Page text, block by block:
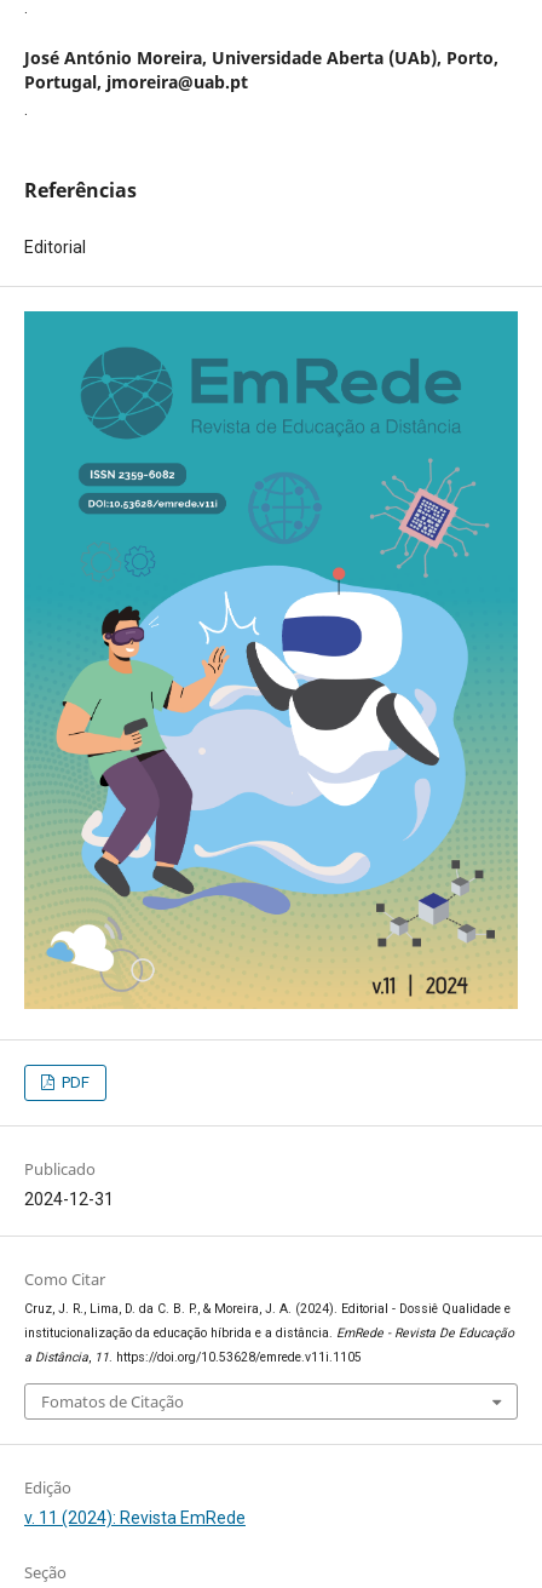
José António Moreira, Universidade Aberta (UAb), Porto,
Portugal, jmoreira@uab.pt
Referências
Editorial
PDF
Publicado
2024-12-31
Como Citar
Cruz, J. R., Lima, D. da C. B. P., & Moreira, J. A. (2024). Editorial - Dossiê Qualidade e
institucionalização da educação híbrida e a distância. EmRede - Revista De Educação
a Distância, 11. https://doi.org/10.53628/emrede.v11i.1105
Fomatos de Citação
Edição
v. 11 (2024): Revista EmRede
Seção